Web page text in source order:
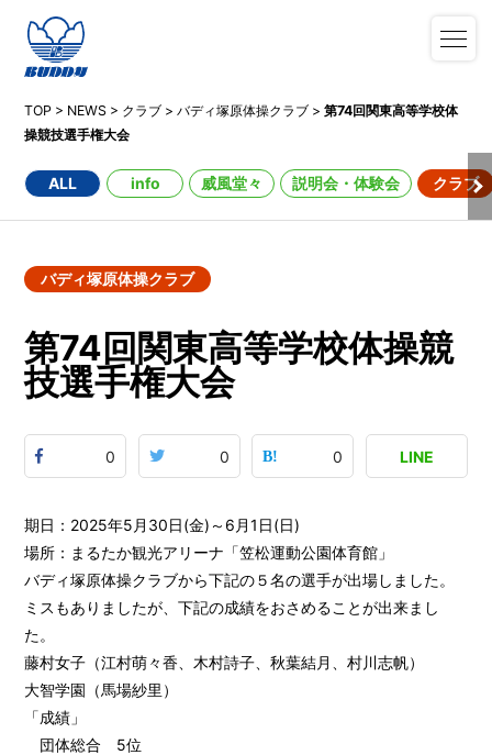
TOP > NEWS > クラブ >バディ塚原体操クラブ >第74回関東高等学校体
操競技選手権大会
ALL info 威風堂々 説明会・体験会 クラブ
バディ塚原体操クラブ
第74回関東高等学校体操競
技選手権大会
0 0 0 LINE
期日：2025年5月30日(金)～6月1日(日)
場所：まるたか観光アリーナ「笠松運動公園体育館」
バディ塚原体操クラブから下記の５名の選手が出場しました。
ミスもありましたが、下記の成績をおさめることが出来まし
た。
藤村女子（江村萌々香、木村詩子、秋葉結月、村川志帆）
大智学園（馬場紗里）
「成績」
団体総合 5位